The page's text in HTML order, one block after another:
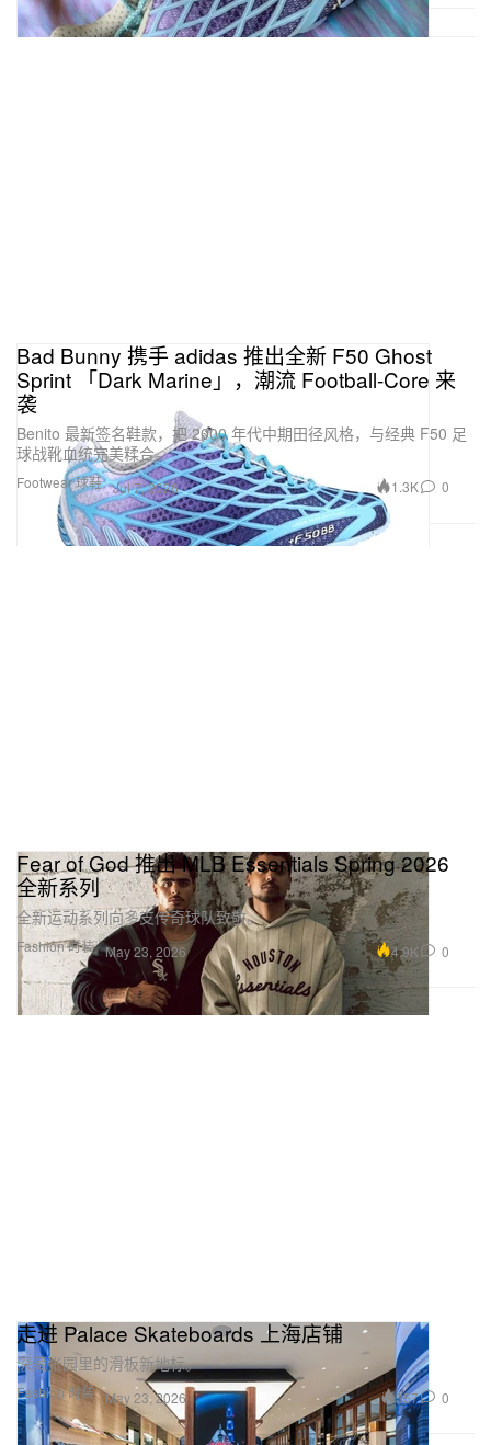
Footwear 球鞋
Bad Bunny 携手 adidas 推出全新 F50 Ghost
Sprint 「Dark Marine」，潮流 Football-Core 来
袭
Benito 最新签名鞋款，把 2000 年代中期田径风格，与经典 F50 足
球战靴血统完美糅合。
Jul 7, 2026 1.3K 0
Fashion 时装
Fear of God 推出 MLB Essentials Spring 2026
全新系列
全新运动系列向多支传奇球队致敬。
May 23, 2026 4.9K 0
Fashion 时装
走进 Palace Skateboards 上海店铺
深藏张园里的滑板新地标。
May 23, 2026 357 0